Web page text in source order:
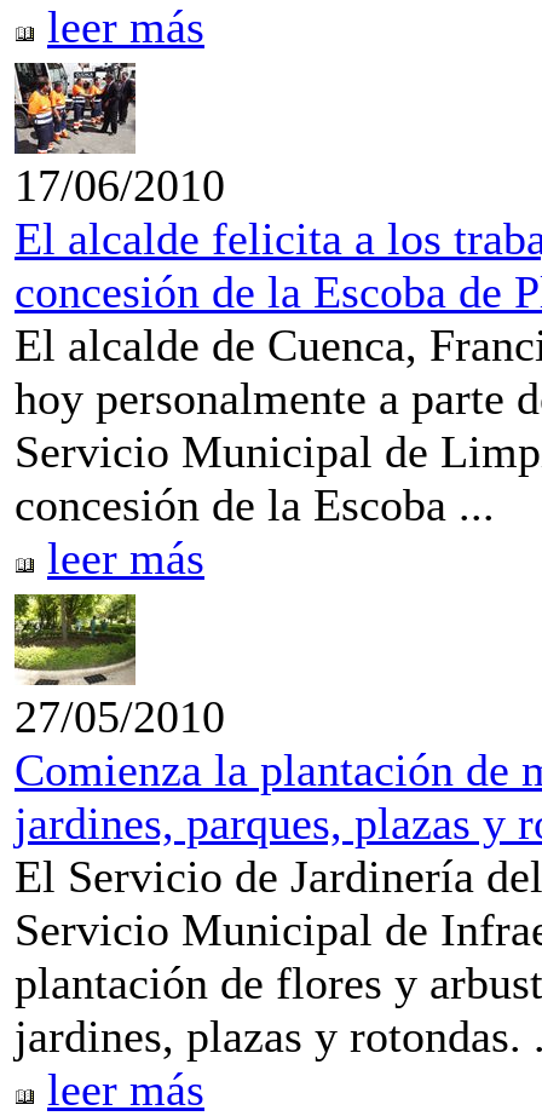
leer más
17/06/2010
El alcalde felicita a los
concesión de la Escoba de
El alcalde de Cuenca,
hoy personalmente a parte
Servicio Municipal de
concesión de la Escoba ...
leer más
27/05/2010
Comienza la plantación de
jardines, parques, plazas y
El Servicio de Jardinería
Servicio Municipal de
plantación de flores y
jardines, plazas y rotondas.
leer más